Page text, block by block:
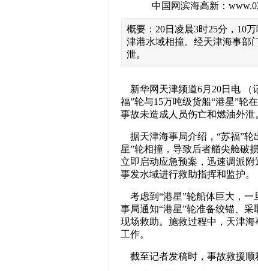
中国网滨海高新：
概要：20日凌晨3时25分，10
津港水域相撞。经天津海事部
泄。
新华网天津频道6月20日电 （
福”轮与15万吨级货船“港星”轮
事故未造成人员伤亡和燃油外泄
据天津海事局介绍，“苏福”轮
星”轮相撞，导致后者艏尖舱破
立即启动应急预案，迅速调派
事发水域进行救助指挥和监护。
考虑到“港星”轮船体巨大，一
事局通知“港星”轮准备绞锚、
现场救助。施救过程中，天津
工作。
截至记者发稿时，事故救援顺